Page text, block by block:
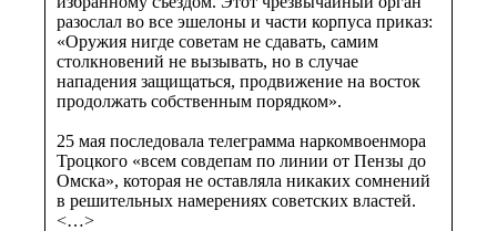
разослал во все эшелоны и части корпуса приказ:
«Оружия нигде советам не сдавать, самим
столкновений не вызывать, но в случае
нападения защищаться, продвижение на восток
продолжать собственным порядком».
25 мая последовала телеграмма наркомвоенмора
Троцкого «всем совдепам по линии от Пензы до
Омска», которая не оставляла никаких сомнений
в решительных намерениях советских властей.
<…>